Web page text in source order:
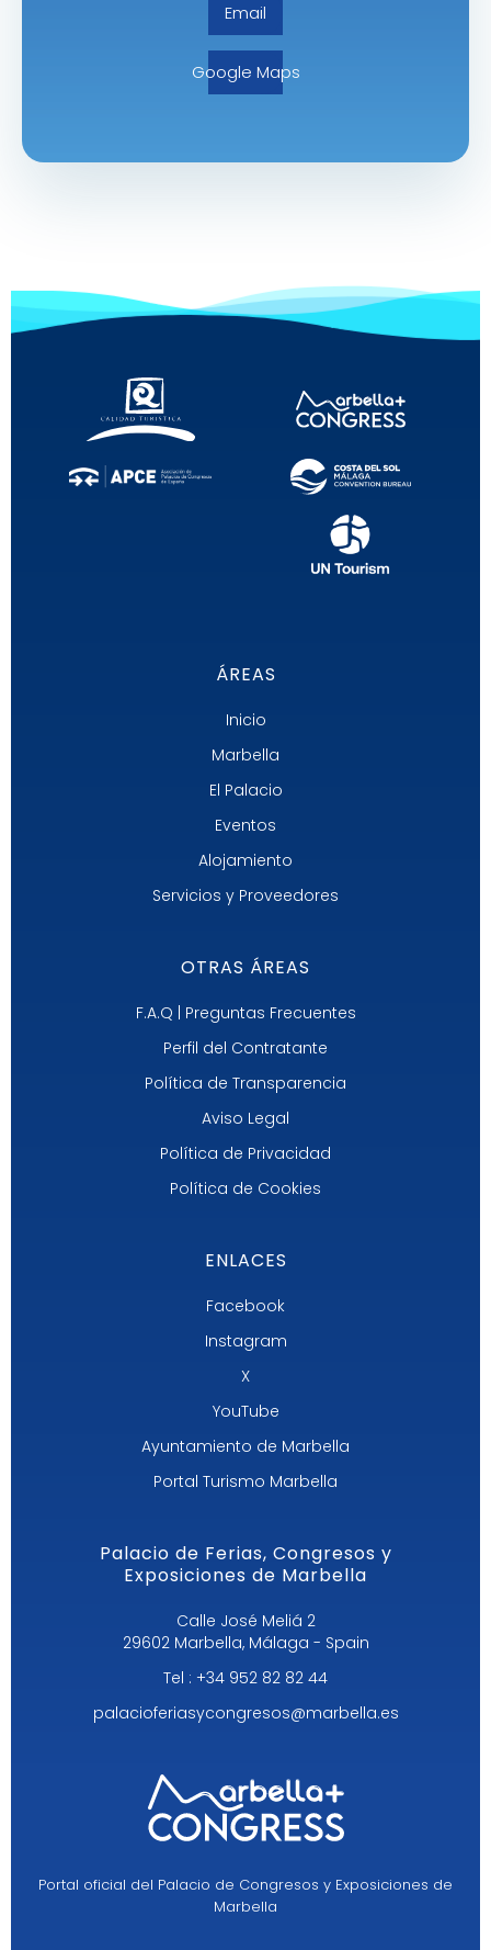
Email
Google Maps
ÁREAS
Inicio
Marbella
El Palacio
Eventos
Alojamiento
Servicios y Proveedores
OTRAS ÁREAS
F.A.Q | Preguntas Frecuentes
Perfil del Contratante
Política de Transparencia
Aviso Legal
Política de Privacidad
Política de Cookies
ENLACES
Facebook
Instagram
X
YouTube
Ayuntamiento de Marbella
Portal Turismo Marbella
Palacio de Ferias, Congresos y
Exposiciones de Marbella
Calle José Meliá 2
29602 Marbella, Málaga - Spain
Tel : +34 952 82 82 44
palacioferiasycongresos@marbella.es
Portal oficial del Palacio de Congresos y Exposiciones de
Marbella